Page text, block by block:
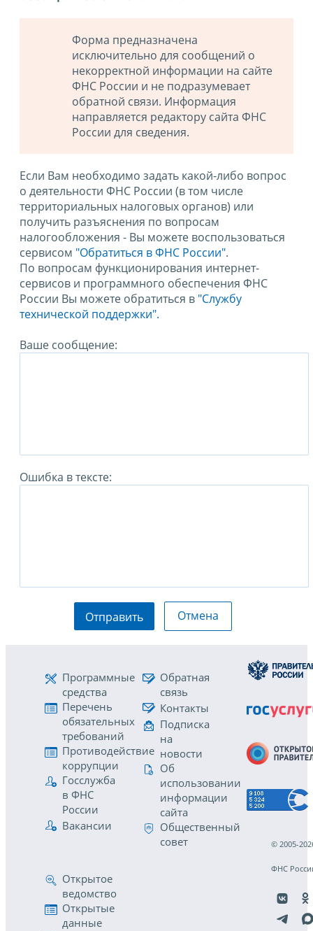
Форма предназначена
исключительно для сообщений о
некорректной информации на сайте
ФНС России и не подразумевает
обратной связи. Информация
направляется редактору сайта ФНС
России для сведения.
Если Вам необходимо задать какой-либо вопрос
о деятельности ФНС России (в том числе
территориальных налоговых органов) или
получить разъяснения по вопросам
налогообложения - Вы можете воспользоваться
сервисом "Обратиться в ФНС России".
По вопросам функционирования интернет-
сервисов и программного обеспечения ФНС
России Вы можете обратиться в "Службу
технической поддержки".
Ваше сообщение:
Ошибка в тексте:
Отправить Отмена
Программные
средства
Перечень
обязательных
требований
Противодействие
коррупции
Госслужба
в ФНС
России
Вакансии
Обратная
связь
Контакты
Подписка
на
новости
Об
использовании
информации
сайта
Общественный
совет
Открытое
ведомство
Открытые
данные
© 2005-
ФНС